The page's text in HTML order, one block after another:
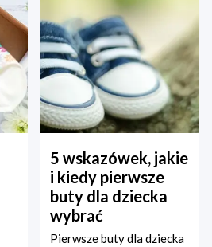
5 wskazówek, jakie
i kiedy pierwsze
buty dla dziecka
wybrać
Pierwsze buty dla dziecka